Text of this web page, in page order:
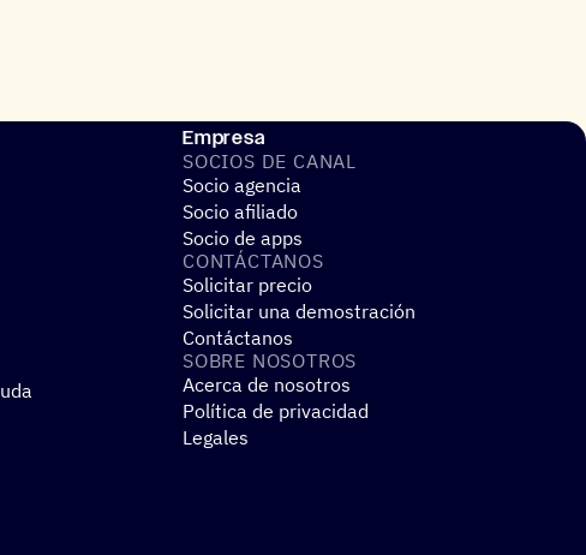
Empresa
SOCIOS DE CANAL
Socio agencia
Socio afiliado
Socio de apps
CONTÁC­TA­NOS
Solicitar precio
Solicitar una demostración
Contáctanos
SOBRE NOSO­TROS
Acerca de nosotros
Política de privacidad
Legales